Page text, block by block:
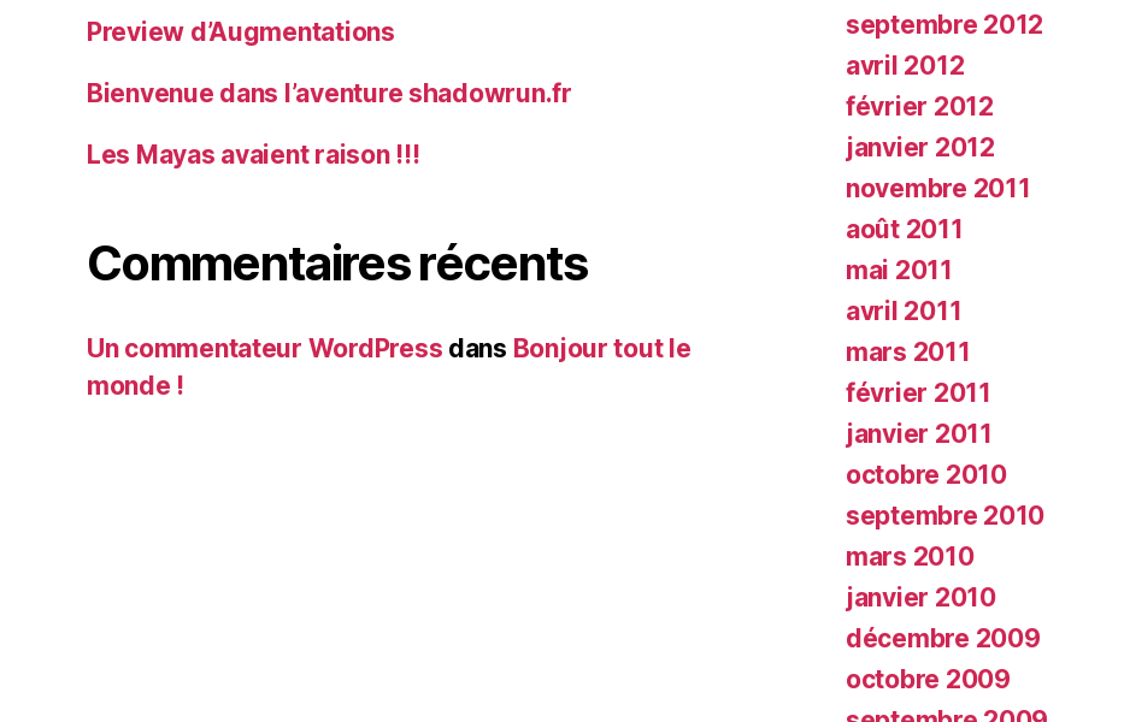
Preview d’Augmentations
Bienvenue dans l’aventure shadowrun.fr
Les Mayas avaient raison !!!
Commentaires récents
Un commentateur WordPress dans Bonjour tout le
monde !
septembre 2012
avril 2012
février 2012
janvier 2012
novembre 2011
août 2011
mai 2011
avril 2011
mars 2011
février 2011
janvier 2011
octobre 2010
septembre 2010
mars 2010
janvier 2010
décembre 2009
octobre 2009